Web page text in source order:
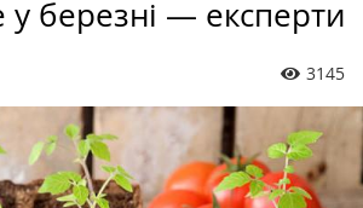
березні — експерти
3145